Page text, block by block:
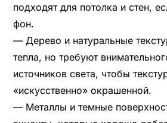
подходят для потолка и стен,
фон.
— Дерево и натуральные
тепла, но требуют
источников света, чтобы
«искусственно» окрашенной.
— Металлы и темные